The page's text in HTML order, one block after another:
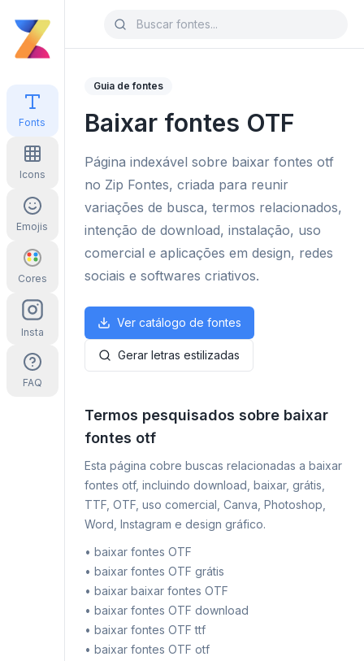
Fonts
Icons
Emojis
Cores
Insta
FAQ
Guia de fontes
Baixar fontes OTF
Página indexável sobre baixar fontes otf
no Zip Fontes, criada para reunir
variações de busca, termos relacionados,
intenção de download, instalação, uso
comercial e aplicações em design, redes
sociais e softwares criativos.
Ver catálogo de fontes
Gerar letras estilizadas
Termos pesquisados sobre baixar
fontes otf
Esta página cobre buscas relacionadas a baixar
fontes otf, incluindo download, baixar, grátis,
TTF, OTF, uso comercial, Canva, Photoshop,
Word, Instagram e design gráfico.
• baixar fontes OTF
• baixar fontes OTF grátis
• baixar baixar fontes OTF
• baixar fontes OTF download
• baixar fontes OTF ttf
• baixar fontes OTF otf